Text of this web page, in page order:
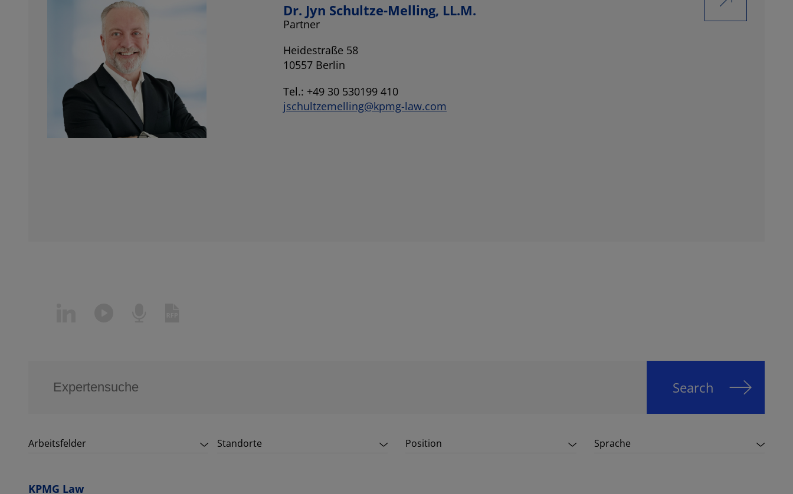
Dr. Jyn Schultze-Melling, LL.M.
Partner
Heidestraße 58
10557 Berlin
Tel.: +49 30 530199 410
jschultzemelling@kpmg-law.com
Search
Arbeitsfelder Standorte Position Sprache
KPMG Law